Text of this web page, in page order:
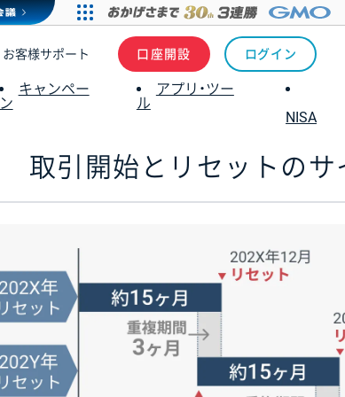
お客様サポート 口座開設 ログイン
キャンペー
ン
アプリ・ツー
ル
NISA
取引開始とリセットの サ